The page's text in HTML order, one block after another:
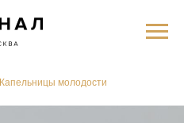
Капельницы молодости